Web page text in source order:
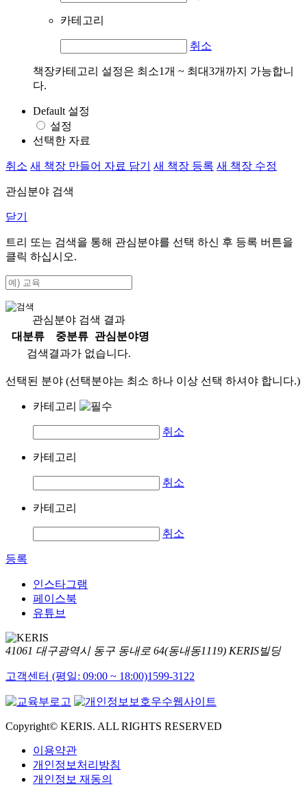
카테고리
취소
책장카테고리 설정은 최소1개 ~ 최대3개까지 가능합니
다.
Default 설정
설정
선택한 자료
취소 새 책장 만들어 자료 담기 새 책장 등록 새 책장 수정
관심분야 검색
닫기
트리 또는 검색을 통해 관심분야를 선택 하신 후 등록 버튼을
클릭 하십시오.
관심분야 검색 결과
대분류
중분류
관심분야명
검색결과가 없습니다.
선택된 분야 (선택분야는 최소 하나 이상 선택 하셔야 합니다.)
카테고리
취소
카테고리
취소
카테고리
취소
등록
인스타그램
페이스북
유튜브
41061 대구광역시 동구 동내로 64(동내동1119) KERIS빌딩
고객센터 (평일: 09:00 ~ 18:00)1599-3122
Copyright© KERIS. ALL RIGHTS RESERVED
이용약관
개인정보처리방침
개인정보 재동의